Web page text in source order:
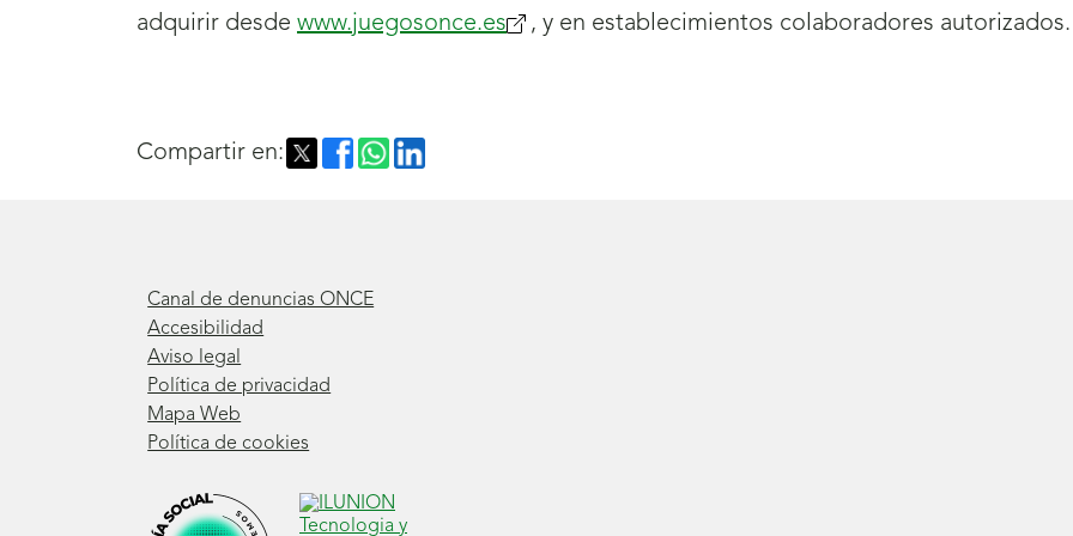
adquirir desde www.juegosonce.es(se, y en establecimientos colaboradores autorizados.
Compartir en:
Canal de denuncias ONCE
Accesibilidad
Aviso legal
Política de privacidad
Mapa Web
Política de cookies